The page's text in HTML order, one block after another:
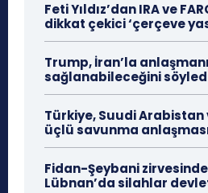
Feti Yıldız’dan IRA ve
dikkat çekici ‘çerçeve
Trump, İran’la
sağlanabileceğini
Türkiye, Suudi
üçlü savunma
Fidan-Şeybani
Lübnan’da silahlar